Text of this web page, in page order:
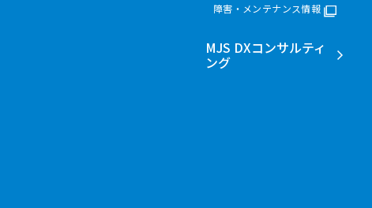
障害・メンテナンス情報
MJS DXコンサルティ
ング